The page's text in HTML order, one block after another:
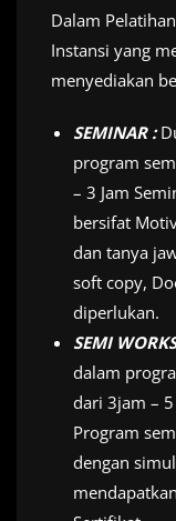
Dalam
Instansi yang
menyediakan
SEMINAR :
program
– 3 Jam
bersifat
dan tanya
soft copy,
diperlukan.
SEMI
dalam
dari 3jam –
Program
dengan